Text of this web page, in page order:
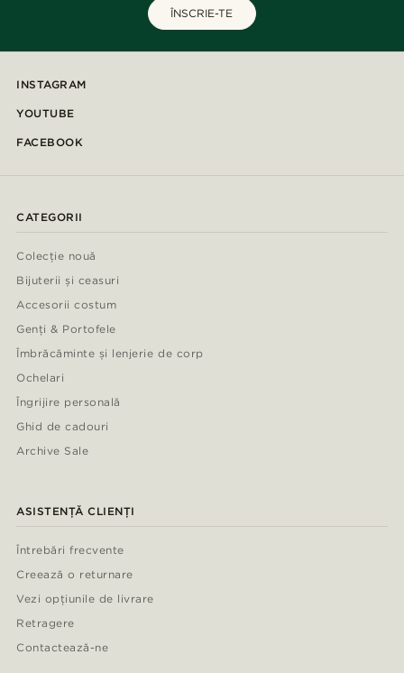
ÎNSCRIE-TE
INSTAGRAM
YOUTUBE
FACEBOOK
CATEGORII
Colecție nouă
Bijuterii și ceasuri
Accesorii costum
Genți & Portofele
Îmbrăcăminte și lenjerie de corp
Ochelari
Îngrijire personală
Ghid de cadouri
Archive Sale
ASISTENȚĂ CLIENȚI
Întrebări frecvente
Creează o returnare
Vezi opțiunile de livrare
Retragere
Contactează-ne